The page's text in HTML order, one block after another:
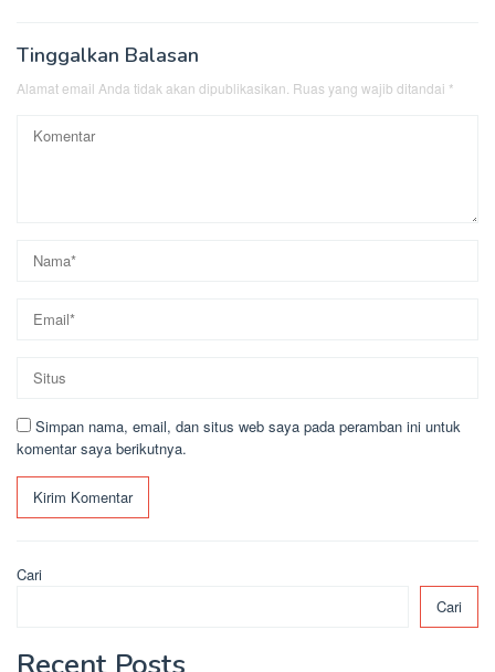
Tinggalkan Balasan
Alamat email Anda tidak akan dipublikasikan. Ruas yang wajib ditandai *
Simpan nama, email, dan situs web saya pada peramban ini untuk
komentar saya berikutnya.
Cari
Cari